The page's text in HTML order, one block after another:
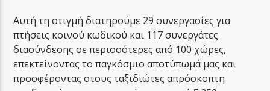
Αυτή τη στιγμή διατηρούμε 29 συνεργασίες για
πτήσεις κοινού κωδικού και 117 συνεργάτες
διασύνδεσης σε περισσότερες από 100 χώρες,
επεκτείνοντας το παγκόσμιο αποτύπωμά μας και
προσφέροντας στους ταξιδιώτες απρόσκοπτη